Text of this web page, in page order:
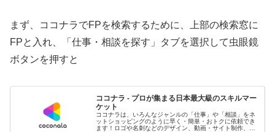
まず、ココナラでFPを検索するために、上部の検索窓に
FPと入れ、「仕事・相談を探す」タブを選択して虫眼鏡
ボタンを押すと
ココナラ - プロが集まる日本最大級のスキルマー
ケット
ココナラは、いろんなジャンルの「仕事」や「相談」をネ
ットショッピングのように早く・簡単・おトクに依頼でき
ます！ロゴや名刺などのデザイン、動画・サイト制作、お